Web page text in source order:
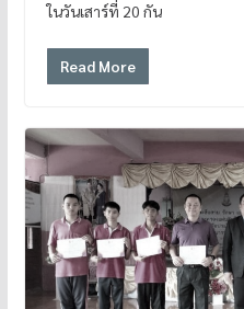
ในวันเสาร์ที่ 20 กัน
Read More